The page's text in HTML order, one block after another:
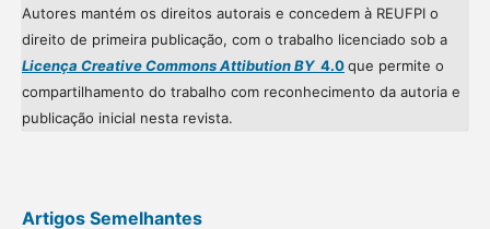
Autores mantém os direitos autorais e concedem à REUFPI o
direito de primeira publicação, com o trabalho licenciado sob a
Licença Creative Commons Attibution BY4.0que permite o
compartilhamento do trabalho com reconhecimento da autoria e
publicação inicial nesta revista.
Artigos Semelhantes